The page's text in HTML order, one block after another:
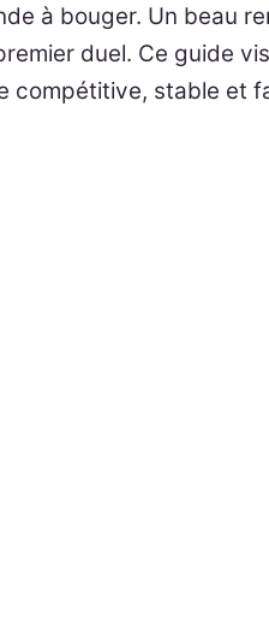
à bouger. Un beau
duel. Ce guide
compétitive, stable et